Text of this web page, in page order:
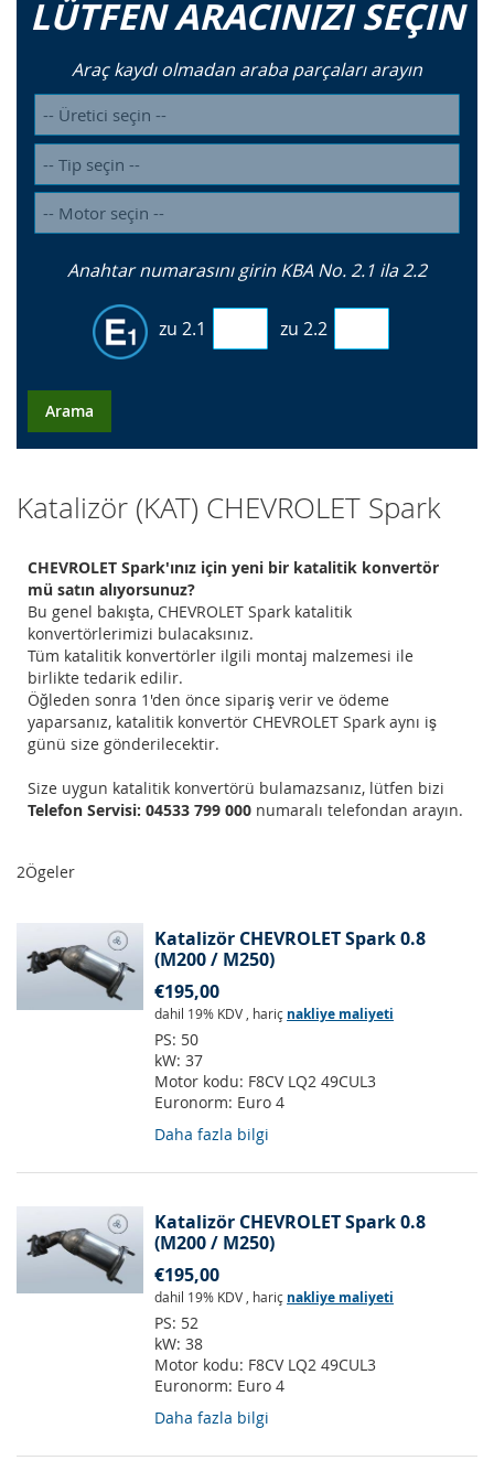
LÜTFEN ARACINIZI SEÇIN
Araç kaydı olmadan araba parçaları arayın
Anahtar numarasını girin KBA No. 2.1 ila 2.2
zu 2.1 zu 2.2
Arama
Katalizör (KAT) CHEVROLET Spark
CHEVROLET Spark'ınız için yeni bir katalitik konvertör
mü satın alıyorsunuz?
Bu genel bakışta, CHEVROLET Spark katalitik
konvertörlerimizi bulacaksınız.
Tüm katalitik konvertörler ilgili montaj malzemesi ile
birlikte tedarik edilir.
Öğleden sonra 1'den önce sipariş verir ve ödeme
yaparsanız, katalitik konvertör CHEVROLET Spark aynı iş
günü size gönderilecektir.
Size uygun katalitik konvertörü bulamazsanız, lütfen bizi
Telefon Servisi: 04533 799 000 numaralı telefondan arayın.
2Ögeler
Katalizör CHEVROLET Spark 0.8
(M200 / M250)
€195,00
dahil 19% KDV , hariç nakliye maliyeti
PS: 50
kW: 37
Motor kodu: F8CV LQ2 49CUL3
Euronorm: Euro 4
Daha fazla bilgi
Katalizör CHEVROLET Spark 0.8
(M200 / M250)
€195,00
dahil 19% KDV , hariç nakliye maliyeti
PS: 52
kW: 38
Motor kodu: F8CV LQ2 49CUL3
Euronorm: Euro 4
Daha fazla bilgi